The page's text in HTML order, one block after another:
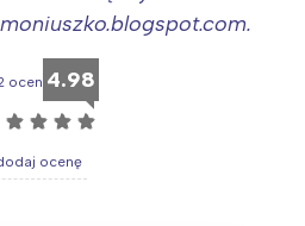
ocen 4.98
☆ ☆ ☆ ☆
ocenę